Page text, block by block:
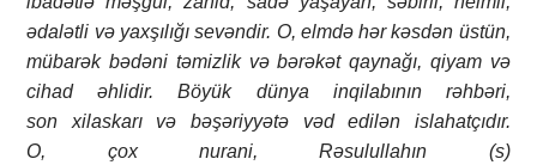
ədalətli və yaxşılığısevəndir. O, elmdə hər kəsdən üstün,
mübarək bədəni təmizlik və bərəkət qaynağı, qiyam və
cihad əhlidir.Böyük dünya inqilabının rəhbəri,
son xilaskarıvə bəşəriyyətə vəd edilən islahatçıdır.
O, çoxnurani, Rəsulullahın (s)